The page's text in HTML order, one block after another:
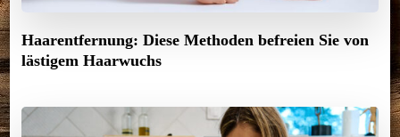
Haarentfernung: Diese Methoden befreien Sie von
lästigem Haarwuchs